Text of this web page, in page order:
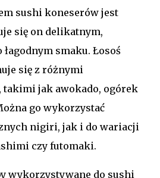
sushi koneserów jest
się on delikatnym,
smaku. Łosoś
się z różnymi
takimi jak awokado, ogórek
go wykorzystać
nigiri, jak i do wariacji
czy futomaki.
wykorzystywane do sushi